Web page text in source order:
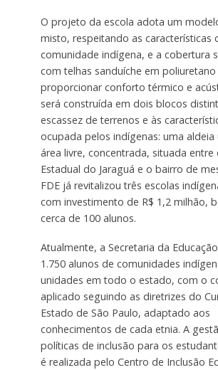
O projeto da escola adota um
misto, respeitando as características
comunidade indígena, e a cobertura
com telhas sanduíche em poliuretano
proporcionar conforto térmico e
será construída em dois blocos
escassez de terrenos e às
ocupada pelos indígenas: uma aldeia
área livre, concentrada, situada entre
Estadual do Jaraguá e o bairro de
FDE já revitalizou três escolas
com investimento de R$ 1,2 milhão,
cerca de 100 alunos.
Atualmente, a Secretaria da
1.750 alunos de comunidades
unidades em todo o estado, com o
aplicado seguindo as diretrizes do
Estado de São Paulo, adaptado aos
conhecimentos de cada etnia. A
políticas de inclusão para os
é realizada pelo Centro de Inclusão